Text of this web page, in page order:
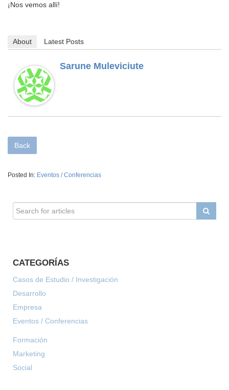
¡Nos vemos allí!
About Latest Posts
Sarune Muleviciute
Back
Posted In: Eventos / Conferencias
CATEGORÍAS
Casos de Estudio / Investigación
Desarrollo
Empresa
Eventos / Conferencias
Formación
Marketing
Social